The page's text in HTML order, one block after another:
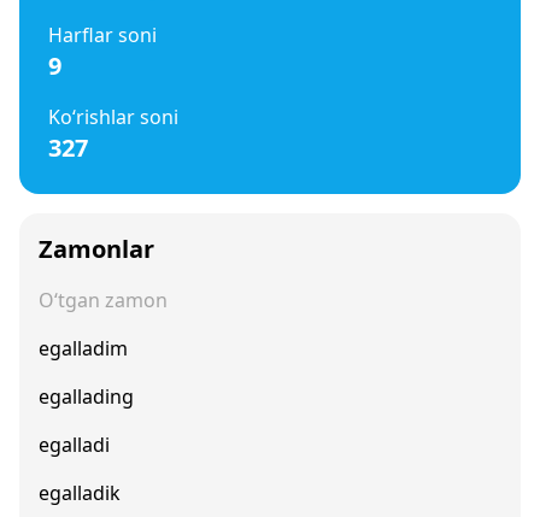
Harflar soni
9
Ko‘rishlar soni
327
Zamonlar
O‘tgan zamon
egalladim
egallading
egalladi
egalladik